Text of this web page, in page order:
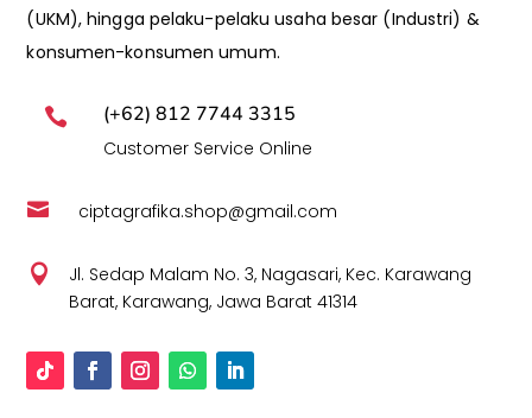
(UKM), hingga pelaku-pelaku usaha besar (Industri) &
konsumen-konsumen umum.
 (+62) 812 7744 3315
Customer Service Online
 ciptagrafika.shop@gmail.com

Jl. Sedap Malam No. 3, Nagasari, Kec. Karawang
Barat, Karawang, Jawa Barat 41314